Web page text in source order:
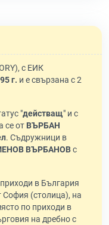
с ЕИК
г. и е свързана с 2
"действащ" и с
се от ВЪРБАН
. Съдружници в
ВЪРБАНОВс
в България
София (столица), на
по приходи в
на дребно с